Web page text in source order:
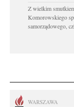
Z wielkim
Komorowskiego
samorządowego,
WARSZAWA